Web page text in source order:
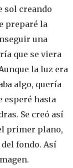
sol creando
preparé la
una
que se viera
la luz era
algo, quería
esperé hasta
Se creó así
primer plano,
fondo. Así